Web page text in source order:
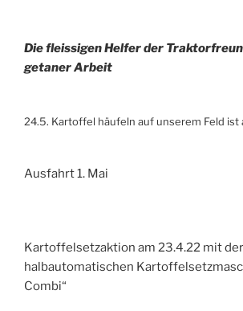
Die fleissigen Helfer der
getaner Arbeit
24.5. Kartoffel häufeln auf unserem Feld ist
Ausfahrt 1. Mai
Kartoffelsetzaktion am 23.4.22 mit der
halbautomatischen
Combi“